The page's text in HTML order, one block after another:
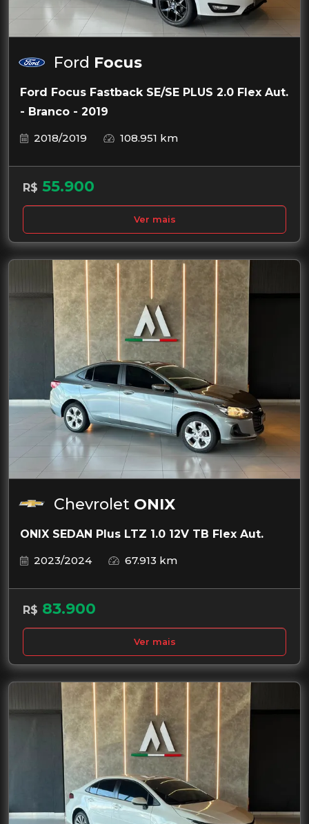
Ford Focus
Ford Focus Fastback SE/SE PLUS 2.0 Flex Aut.
- Branco - 2019
2018/2019
108.951 km
R$ 55.900
Ver mais
Chevrolet ONIX
ONIX SEDAN Plus LTZ 1.0 12V TB Flex Aut.
2023/2024
67.913 km
R$ 83.900
Ver mais